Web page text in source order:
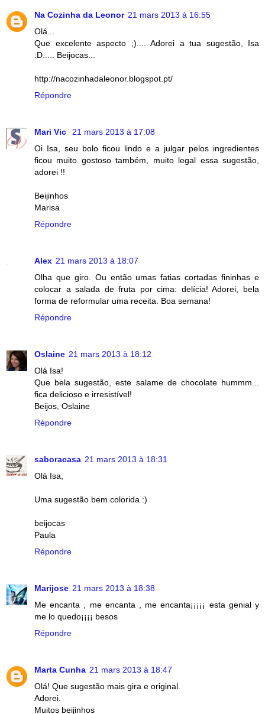
Na Cozinha da Leonor 21 mars 2013 à 16:55
Olá...
Que excelente aspecto ;).... Adorei a tua sugestão, Isa
:D..... Beijocas...
http://nacozinhadaleonor.blogspot.pt/
Répondre
Mari Vic
21 mars 2013 à 17:08
Oi Isa, seu bolo ficou lindo e a julgar pelos ingredientes
ficou muito gostoso também, muito legal essa sugestão,
adorei !!
Beijinhos
Marisa
Répondre
Alex 21 mars 2013 à 18:07
Olha que giro. Ou então umas fatias cortadas fininhas e
colocar a salada de fruta por cima: delícia! Adorei, bela
forma de reformular uma receita. Boa semana!
Répondre
Oslaine 21 mars 2013 à 18:12
Olá Isa!
Que bela sugestão, este salame de chocolate hummm...
fica delicioso e irresistível!
Beijos, Oslaine
Répondre
saboracasa 21 mars 2013 à 18:31
Olá Isa,
Uma sugestão bem colorida :)
beijocas
Paula
Répondre
Marijose 21 mars 2013 à 18:38
Me encanta , me encanta , me encanta¡¡¡¡¡ esta genial y
me lo quedo¡¡¡¡ besos
Répondre
Marta Cunha 21 mars 2013 à 18:47
Olá! Que sugestão mais gira e original.
Adorei.
Muitos beijinhos